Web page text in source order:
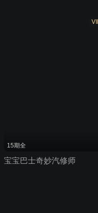
15期全
宝宝巴士奇妙汽修师